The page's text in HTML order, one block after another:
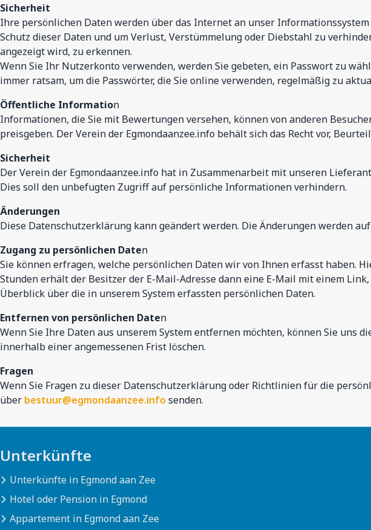
Sicherheit
Ihre persönlichen Daten werden über das Internet an unser
Schutz dieser Daten und um Verlust, Verstümmelung oder Diebstahl zu
angezeigt wird, zu erkennen.
Wenn Sie Ihr Nutzerkonto verwenden, werden Sie gebeten, ein Passwort zu
immer ratsam, um die Passwörter, die Sie online verwenden, regelmäßig zu
Öffentliche Information
Informationen, die Sie mit Bewertungen versehen, können von anderen
preisgeben. Der Verein der Egmondaanzee.info behält sich das Recht vor,
Sicherheit
Der Verein der Egmondaanzee.info hat in Zusammenarbeit mit unseren
Dies soll den unbefugten Zugriff auf persönliche Informationen verhindern.
Änderungen
Diese Datenschutzerklärung kann geändert werden. Die Änderungen werden
Zugang zu persönlichen Daten
Sie können erfragen, welche persönlichen Daten wir von Ihnen erfasst haben.
Stunden erhält der Besitzer der E-Mail-Adresse dann eine E-Mail mit einem
Überblick über die in unserem System erfassten persönlichen Daten.
Entfernen von persönlichen Daten
Wenn Sie Ihre Daten aus unserem System entfernen möchten, können Sie uns
innerhalb einer angemessenen Frist löschen.
Fragen
Wenn Sie Fragen zu dieser Datenschutzerklärung oder Richtlinien für die
über bestuur@egmondaanzee.info senden.
Unterkünfte
Unterkünfte in Egmond aan Zee
Hotel oder Pension in Egmond
Appartement in Egmond aan Zee